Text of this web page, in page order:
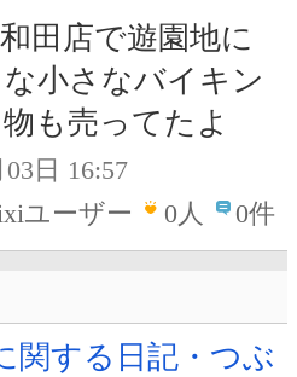
田店で遊園地に
小さなバイキン
も売ってたよ
日 16:57
ユーザー
0人 0件
関する日記・つぶ